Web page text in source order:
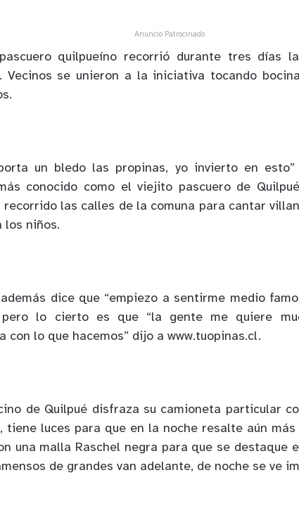
Anuncio Patrocinado
quilpueíno recorrió durante tres días
Vecinos se unieron a la iniciativa tocando
un bledo las propinas, yo invierto en esto”
conocido como el viejito pascuero de
recorrido las calles de la comuna para cantar
los niños.
dice que “empiezo a sentirme medio
pero lo cierto es que “la gente me quiere
con lo que hacemos” dijo a www.tuopinas.cl.
de Quilpué disfraza su camioneta particular
tiene luces para que en la noche resalte aún más
una malla Raschel negra para que se destaque
de grandes van adelante, de noche se ve